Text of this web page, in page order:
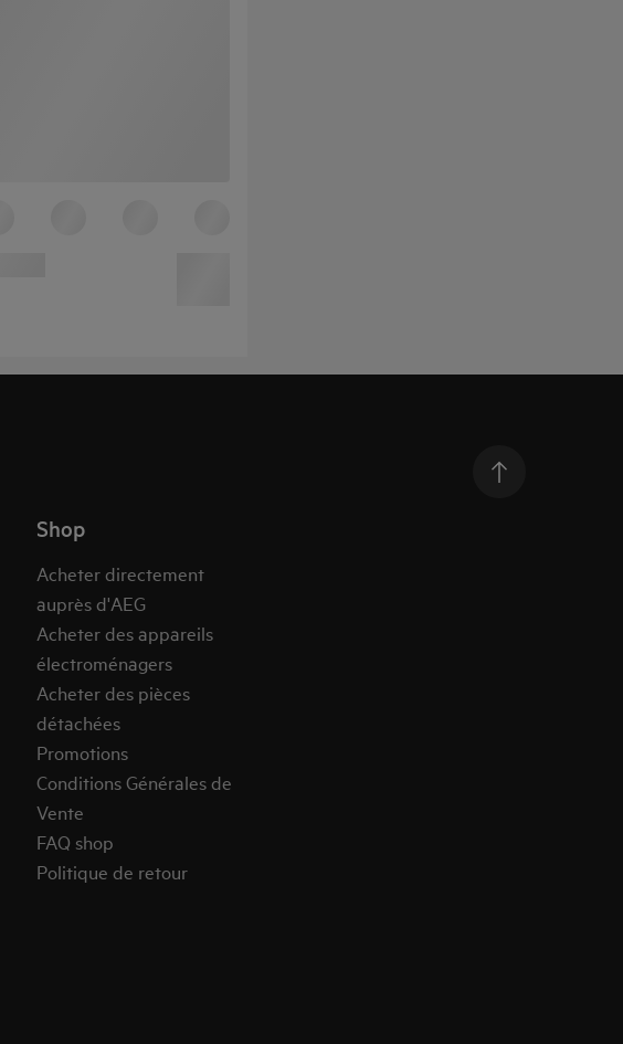
Shop
Acheter directement
auprès d'AEG
Acheter des appareils
électroménagers
Acheter des pièces
détachées
Promotions
Conditions Générales de
Vente
FAQ shop
Politique de retour